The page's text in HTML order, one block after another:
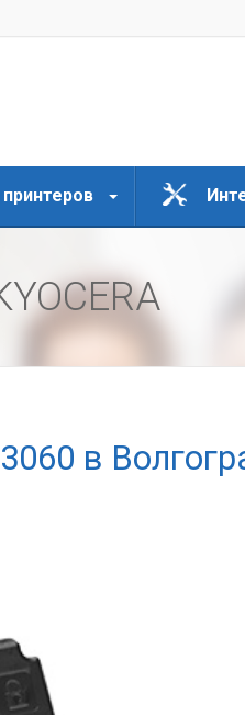
в